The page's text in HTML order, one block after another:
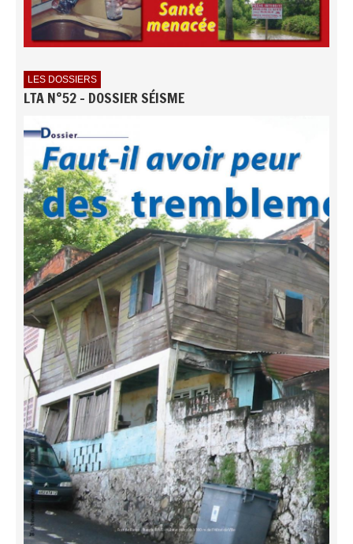
LES DOSSIERS
LTA N°52 - DOSSIER SÉISME